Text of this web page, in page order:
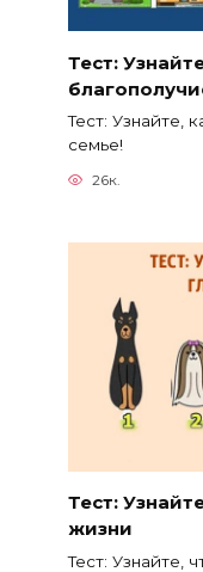
Тест:
Тест: Узнайте,
семье!
26к.
Тест:
жизни
Тест: Узнайте,